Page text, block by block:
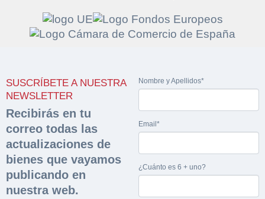
SUSCRÍBETE A NUESTRA
NEWSLETTER
Recibirás en tu
correo todas las
actualizaciones de
bienes que vayamos
publicando en
nuestra web.
Nombre y Apellidos*
Email*
¿Cuánto es 6 + uno?
documentación
sobre la peritación
Rellene este formulario y recibirá en su email el
enlace para descargar la documentación
Nombre y Apellidos*
Hacer Oferta
Razón social* CIF/DNI Ofertante*
Teléfono* Email*
Nombre y Apellidos*
Sobre Merfinsa
Venta de bienes muebles
Vehículos